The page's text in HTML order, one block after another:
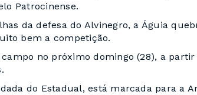
Patrocinense.
da defesa do Alvinegro, a Águia
bem a competição.
no próximo domingo (28), a
do Estadual, está marcada para a